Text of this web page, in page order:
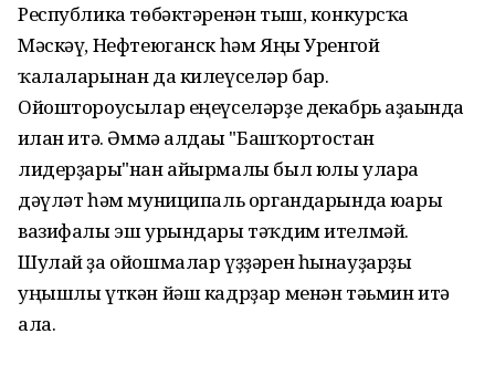
Республика төбәктәренән тыш, конкурсҡа
Мәскәү, Нефтеюганск һәм Яңы Уренгой
ҡалаларынан да килеүселәр бар.
Ойоштороусылар еңеүселәрҙе декабрь аҙағында
иғлан итә. Әммә алдағы "Башҡортостан
лидерҙары"нан айырмалы был юлы уларға
дәүләт һәм муниципаль органдарында юғары
вазифалы эш урындары тәҡдим ителмәй.
Шулай ҙа ойошмалар үҙҙәрен һынауҙарҙы
уңышлы үткән йәш кадрҙар менән тәьмин итә
ала.